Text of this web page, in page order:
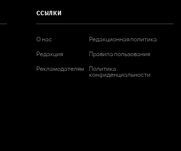
ССЫЛКИ
О нас
Редакция
Рекламодателям
Редакционная политика
Правила пользования
Политика
конфиденциальности